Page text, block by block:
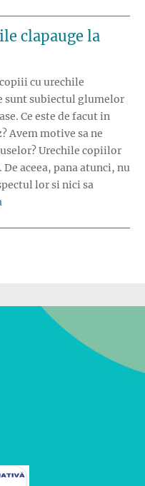
clapauge la
cu urechile
sunt subiectul glumelor
Ce este de facut in
Avem motive sa ne
Urechile copiilor
De aceea, pana atunci, nu
lor si nici sa